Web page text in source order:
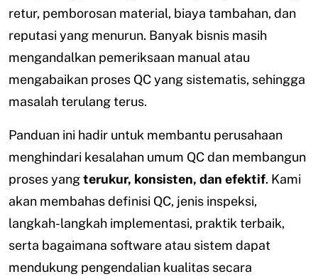
retur, pemborosan material, biaya tambahan, dan
reputasi yang menurun. Banyak bisnis masih
mengandalkan pemeriksaan manual atau
mengabaikan proses QC yang sistematis, sehingga
masalah terulang terus.
Panduan ini hadir untuk membantu perusahaan
menghindari kesalahan umum QC dan membangun
proses yangterukur, konsisten, dan efektif. Kami
akan membahas definisi QC, jenis inspeksi,
langkah-langkah implementasi, praktik terbaik,
serta bagaimana software atau sistem dapat
mendukung pengendalian kualitas secara